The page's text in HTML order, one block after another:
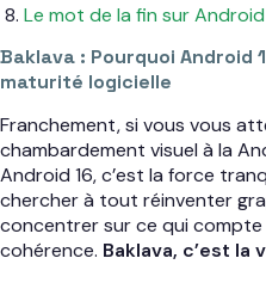
Le mot de la fin sur Android
Baklava : Pourquoi Android
maturité logicielle
Franchement, si vous vous
chambardement visuel à la
Android 16, c’est la force
chercher à tout réinventer
concentrer sur ce qui
cohérence. Baklava, c’est